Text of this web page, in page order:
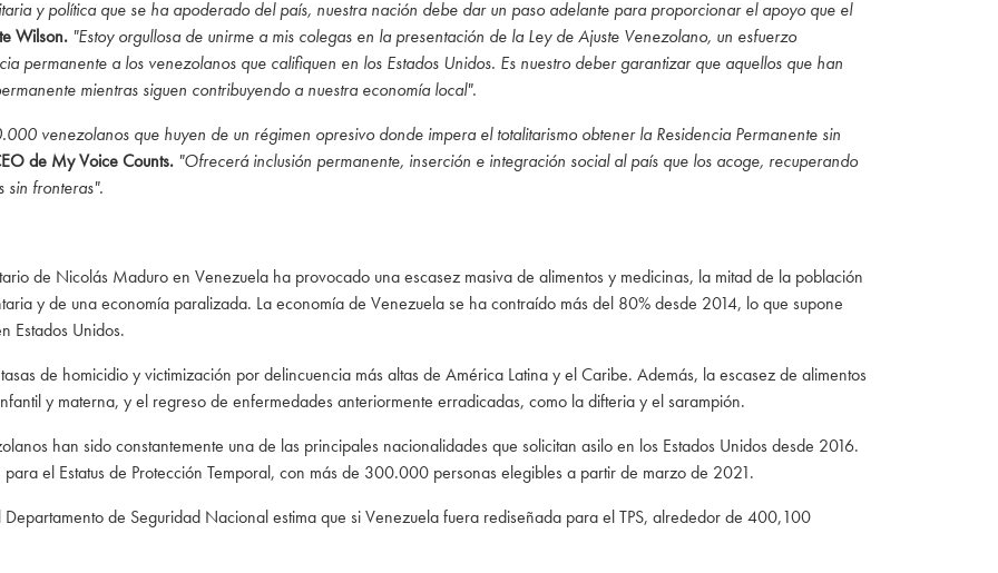
y política que se ha apoderado del país, nuestra nación debe dar un paso adelante para proporcionar el apoyo que el
Wilson. "Estoy orgullosa de unirme a mis colegas en la presentación de la Ley de Ajuste Venezolano, un esfuerzo
permanente a los venezolanos que califiquen en los Estados Unidos. Es nuestro deber garantizar que aquellos que han
mientras siguen contribuyendo a nuestra economía local".
venezolanos que huyen de un régimen opresivo donde impera el totalitarismo obtener la Residencia Permanente sin
de My Voice Counts. "Ofrecerá inclusión permanente, inserción e integración social al país que los acoge, recuperando
sin fronteras".
de Nicolás Maduro en Venezuela ha provocado una escasez masiva de alimentos y medicinas, la mitad de la población
y de una economía paralizada. La economía de Venezuela se ha contraído más del 80% desde 2014, lo que supone
Estados Unidos.
de homicidio y victimización por delincuencia más altas de América Latina y el Caribe. Además, la escasez de alimentos
y materna, y el regreso de enfermedades anteriormente erradicadas, como la difteria y el sarampión.
han sido constantemente una de las principales nacionalidades que solicitan asilo en los Estados Unidos desde 2016.
el Estatus de Protección Temporal, con más de 300.000 personas elegibles a partir de marzo de 2021.
de Seguridad Nacional estima que si Venezuela fuera rediseñada para el TPS, alrededor de 400,100